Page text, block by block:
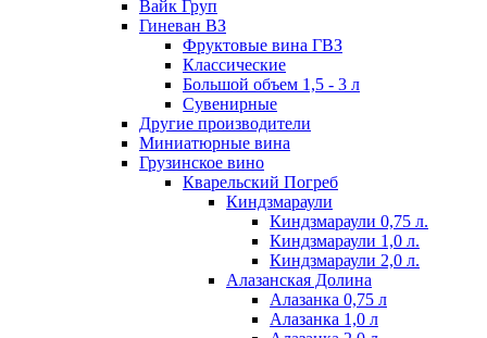
Вайк Груп
Гиневан ВЗ
Фруктовые вина ГВЗ
Классические
Большой объем 1,5 - 3 л
Сувенирные
Другие производители
Миниатюрные вина
Грузинское вино
Кварельский Погреб
Киндзмараули
Киндзмараули 0,75 л.
Киндзмараули 1,0 л.
Киндзмараули 2,0 л.
Алазанская Долина
Алазанка 0,75 л
Алазанка 1,0 л